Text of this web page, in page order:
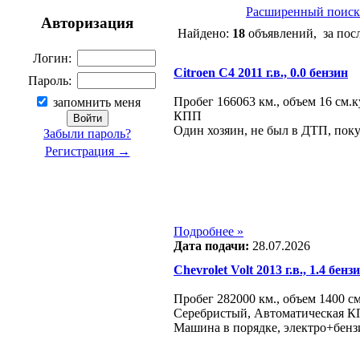
Авторизация
Логин:
Пароль:
запомнить меня
Забыли пароль?
Регистрация →
Расширенный поиск
Найдено: 18объявлений, за
Citroen C4 2011 г.в., 0.0 бензин
Пробег 166063 км., объем 16
КПП
Один хозяин, не был в ДТП,
Подробнее »
Дата подачи: 28.07.2026
Chevrolet Volt 2013 г.в., 1.4
Пробег 282000 км., объем 1400
Серебристый, Автоматическая
Машина в порядке,